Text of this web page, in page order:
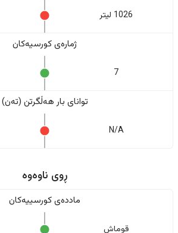
1026 لیتر
ژمارەی کورسیەکان
7
تواناى بار هەڵگرتن (تەن)
N/A
ڕوی ناوەوە
ماددەی کورسییەکان
قوماش